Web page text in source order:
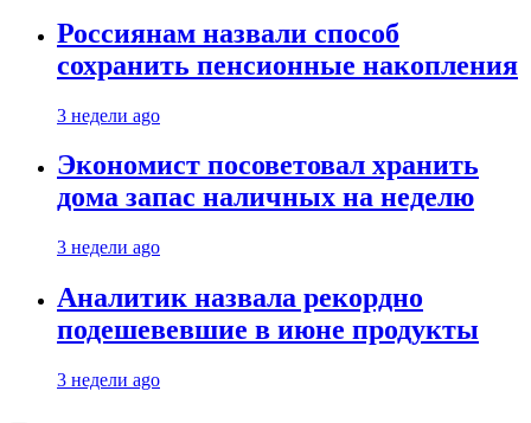
Россиянам назвали способ
сохранить пенсионные накопления
3 недели ago
Экономист посоветовал хранить
дома запас наличных на неделю
3 недели ago
Аналитик назвала рекордно
подешевевшие в июне продукты
3 недели ago